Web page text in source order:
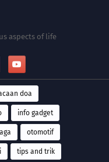
aspects of life
doa
info gadget
otomotif
tips and trik